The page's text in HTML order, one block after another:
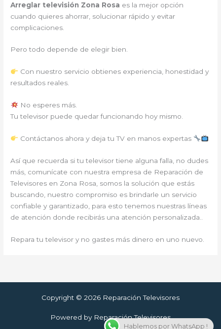
Arreglar televisión Zona Rosa es la mejor opción
cuando quieres ahorrar, solucionar rápido y evitar
complicaciones.
Pero todo depende de elegir bien.
Con nuestro servicio obtienes experiencia, honestidad y
resultados reales.
No esperes más.
Tu televisor puede quedar funcionando hoy mismo.
Contáctanos ahora y deja tu TV en manos expertas
Así que recuerda si tu televisor tiene alguna falla, no dudes
más, comunícate con nuestra empresa de Reparación de
Televisores en Zona Rosa, somos la solución que estás
buscando, nuestro compromiso es brindarle un servicio
confiable y garantizado, para esto tenemos nuestras líneas
de atención donde recibirás una atención personalizada..
Repara tu televisor y no gastes más dinero en uno nuevo.
Copyright © 2026 Reparación Televisores
Powered by Reparación Televisores
Hablemos por WhatsApp !